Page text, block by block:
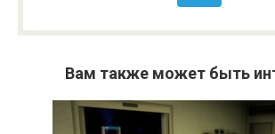
Вам также может быть